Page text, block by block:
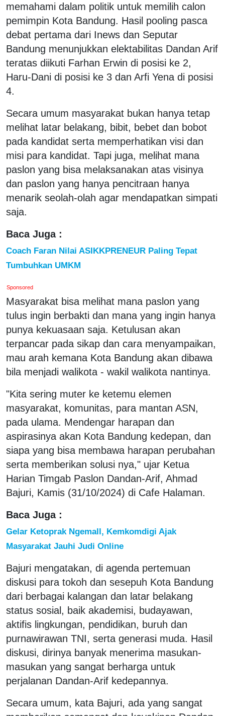
memahami dalam politik untuk memilih calon
pemimpin Kota Bandung. Hasil pooling pasca
debat pertama dari Inews dan Seputar
Bandung menunjukkan elektabilitas Dandan Arif
teratas diikuti Farhan Erwin di posisi ke 2,
Haru-Dani di posisi ke 3 dan Arfi Yena di posisi
4.
Secara umum masyarakat bukan hanya tetap
melihat latar belakang, bibit, bebet dan bobot
pada kandidat serta memperhatikan visi dan
misi para kandidat. Tapi juga, melihat mana
paslon yang bisa melaksanakan atas visinya
dan paslon yang hanya pencitraan hanya
menarik seolah-olah agar mendapatkan simpati
saja.
Baca Juga :
Coach Faran Nilai ASIKKPRENEUR Paling Tepat
Tumbuhkan UMKM
Sponsored
Masyarakat bisa melihat mana paslon yang
tulus ingin berbakti dan mana yang ingin hanya
punya kekuasaan saja. Ketulusan akan
terpancar pada sikap dan cara menyampaikan,
mau arah kemana Kota Bandung akan dibawa
bila menjadi walikota - wakil walikota nantinya.
"Kita sering muter ke ketemu elemen
masyarakat, komunitas, para mantan ASN,
pada ulama. Mendengar harapan dan
aspirasinya akan Kota Bandung kedepan, dan
siapa yang bisa membawa harapan perubahan
serta memberikan solusi nya," ujar Ketua
Harian Timgab Paslon Dandan-Arif, Ahmad
Bajuri, Kamis (31/10/2024) di Cafe Halaman.
Baca Juga :
Gelar Ketoprak Ngemall, Kemkomdigi Ajak
Masyarakat Jauhi Judi Online
Bajuri mengatakan, di agenda pertemuan
diskusi para tokoh dan sesepuh Kota Bandung
dari berbagai kalangan dan latar belakang
status sosial, baik akademisi, budayawan,
aktifis lingkungan, pendidikan, buruh dan
purnawirawan TNI, serta generasi muda. Hasil
diskusi, dirinya banyak menerima masukan-
masukan yang sangat berharga untuk
perjalanan Dandan-Arif kedepannya.
Secara umum, kata Bajuri, ada yang sangat